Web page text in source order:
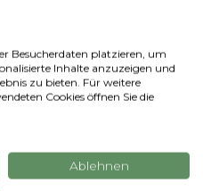
aus derapp xFarm
Besucherdaten platzieren, um
Inhalte anzuzeigen und
zu bieten. Für weitere
Cookies öffnen Sie die
Ablehnen